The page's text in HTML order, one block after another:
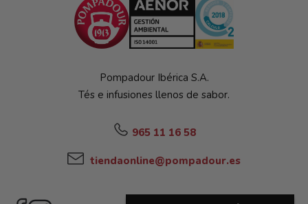
Pompadour Ibérica S.A.
Tés e infusiones llenos de sabor.
965 11 16 58
tiendaonline@pompadour.es